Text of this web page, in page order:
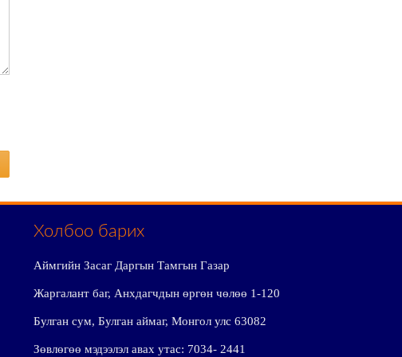
Холбоо барих
Аймгийн Засаг Даргын Тамгын Газар
Жаргалант баг, Анхдагчдын өргөн чөлөө 1-120
Булган сум, Булган аймаг, Монгол улс 63082
Зөвлөгөө мэдээлэл авах утас: 7034- 2441